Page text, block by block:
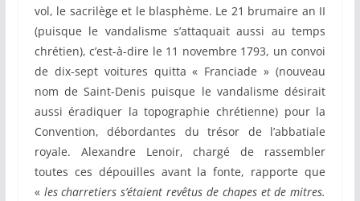
vol, le sacrilège et le blasphème. Le 21 brumaire an II
(puisque le vandalisme s’attaquait aussi au temps
chrétien), c’est-à-dire le 11 novembre 1793, un convoi
de dix-sept voitures quitta « Franciade » (nouveau
nom de Saint-Denis puisque le vandalisme désirait
aussi éradiquer la topographie chrétienne) pour la
Convention, débordantes du trésor de l’abbatiale
royale. Alexandre Lenoir, chargé de rassembler
toutes ces dépouilles avant la fonte, rapporte que
« les charretiers s’étaient revêtus de chapes et de mitres.